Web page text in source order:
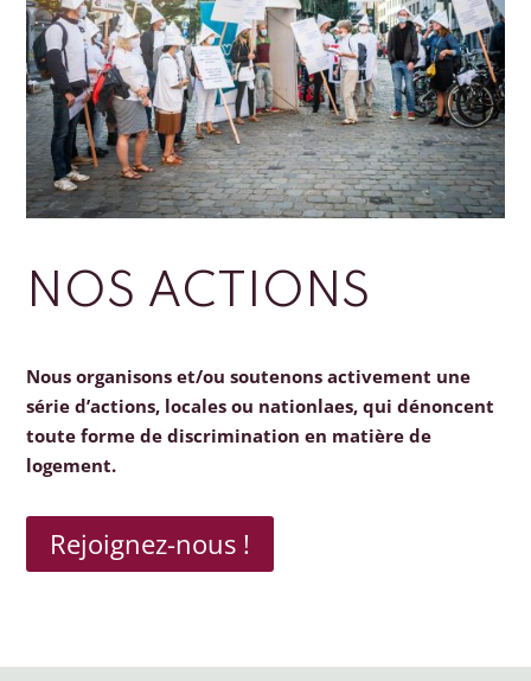
NOS ACTIONS
Nous organisons et/ou soutenons activement une
série d’actions, locales ou nationlaes, qui dénoncent
toute forme de discrimination en matière de
logement.
Rejoignez-nous !